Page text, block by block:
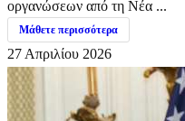
οργανώσεων από τη Νέα ...
Μάθετε περισσότερα
27 Απριλίου 2026